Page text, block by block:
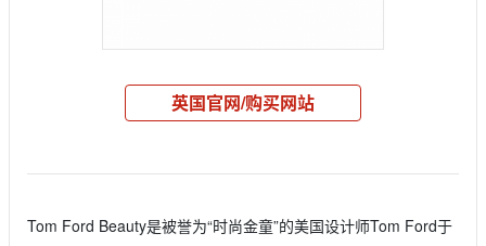
英国官网/购买网站
Tom Ford Beauty是被誉为“时尚金童”的美国设计师Tom Ford于